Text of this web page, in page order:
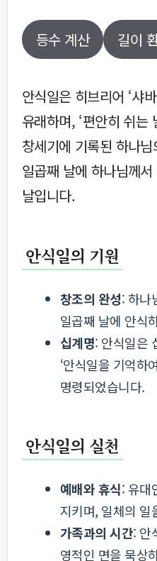
등수 계산 길이
안식일은 히브리어 ‘샤
유래하며, ‘편안히 쉬는
창세기에 기록된 하나
일곱째 날에 하나님께
날입니다.
안식일의 기원
창조의 완성: 하나
일곱째 날에 안식
십계명: 안식일은
‘안식일을 기억하
명령되었습니다.
안식일의 실천
예배와 휴식: 유대
지키며, 일체의 일
가족과의 시간: 안
영적인 면을 묵상